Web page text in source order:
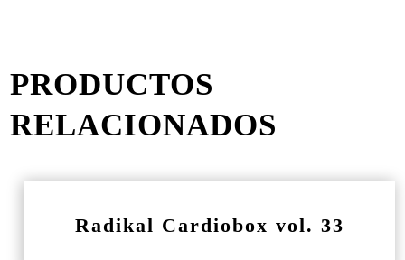
PRODUCTOS
RELACIONADOS
Radikal Cardiobox vol. 33